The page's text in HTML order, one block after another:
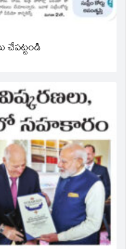
చేపట్టండి